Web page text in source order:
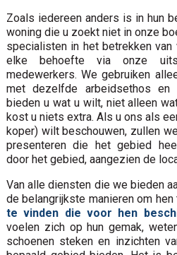
Zoals iedereen anders is in hun
woning die u zoekt niet in onze
specialisten in het betrekken
elke behoefte via onze
medewerkers. We gebruiken
met dezelfde arbeidsethos en
bieden u wat u wilt, niet alleen
kost u niets extra. Als u ons als
koper) wilt beschouwen, zullen
presenteren die het gebied
door het gebied, aangezien de
Van alle diensten die we bieden
de belangrijkste manieren om
te vinden die voor hen
voelen zich op hun gemak,
schoenen steken en inzichten